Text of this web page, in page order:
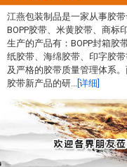
江燕包装制品是一家从事胶
BOPP胶带、米黄胶带、商标
生产的产品有：BOPP封箱胶
纸胶带、海绵胶带、印字胶
及严格的胶带质量管理体系
胶带新产品的研...[详细]